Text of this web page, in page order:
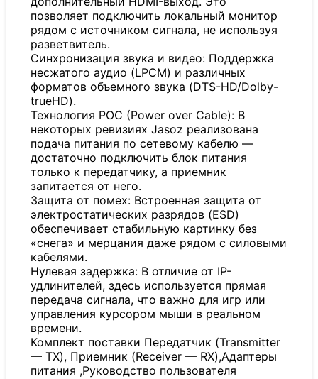
позволяет подключить локальный монитор
рядом с источником сигнала, не используя
разветвитель.
Синхронизация звука и видео: Поддержка
несжатого аудио (LPCM) и различных
форматов объемного звука (DTS-HD/Dolby-
trueHD).
Технология POC (Power over Cable): В
некоторых ревизиях Jasoz реализована
подача питания по сетевому кабелю —
достаточно подключить блок питания
только к передатчику, а приемник
запитается от него.
Защита от помех: Встроенная защита от
электростатических разрядов (ESD)
обеспечивает стабильную картинку без
«снега» и мерцания даже рядом с силовыми
кабелями.
Нулевая задержка: В отличие от IP-
удлинителей, здесь используется прямая
передача сигнала, что важно для игр или
управления курсором мыши в реальном
времени.
Комплект поставки Передатчик (Transmitter
— TX), Приемник (Receiver — RX),Адаптеры
питания ,Руководство пользователя